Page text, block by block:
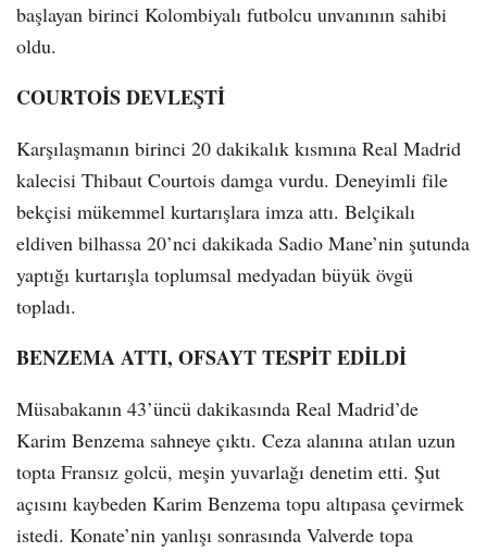
başlayan birinci Kolombiyalı futbolcu unvanının sahibi
oldu.
COURTOİS DEVLEŞTİ
Karşılaşmanın birinci 20 dakikalık kısmına Real Madrid
kalecisi Thibaut Courtois damga vurdu. Deneyimli file
bekçisi mükemmel kurtarışlara imza attı. Belçikalı
eldiven bilhassa 20’nci dakikada Sadio Mane’nin şutunda
yaptığı kurtarışla toplumsal medyadan büyük övgü
topladı.
BENZEMA ATTI, OFSAYT TESPİT EDİLDİ
Müsabakanın 43’üncü dakikasında Real Madrid’de
Karim Benzema sahneye çıktı. Ceza alanına atılan uzun
topta Fransız golcü, meşin yuvarlağı denetim etti. Şut
açısını kaybeden Karim Benzema topu altıpasa çevirmek
istedi. Konate’nin yanlışı sonrasında Valverde topa